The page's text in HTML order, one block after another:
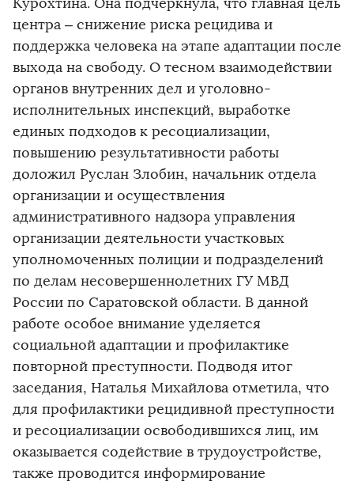
центра – снижение риска рецидива и
поддержка человека на этапе адаптации после
выхода на свободу. О тесном взаимодействии
органов внутренних дел и уголовно-
исполнительных инспекций, выработке
единых подходов к ресоциализации,
повышению результативности работы
доложил Руслан Злобин, начальник отдела
организации и осуществления
административного надзора управления
организации деятельности участковых
уполномоченных полиции и подразделений
по делам несовершеннолетних ГУ МВД
России по Саратовской области. В данной
работе особое внимание уделяется
социальной адаптации и профилактике
повторной преступности. Подводя итог
заседания, Наталья Михайлова отметила, что
для профилактики рецидивной преступности
и ресоциализации освободившихся лиц, им
оказывается содействие в трудоустройстве,
также проводится информирование